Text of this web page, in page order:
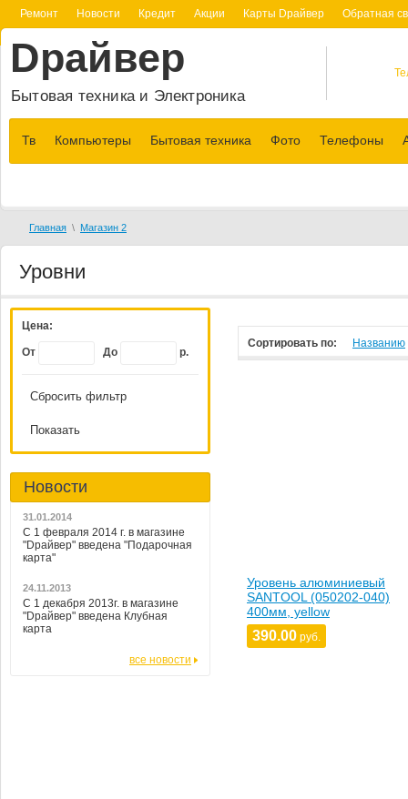
Ремонт Новости Кредит Акции Карты Dрайвер Обратная
Dрайвер
Бытовая техника и Электроника
Тв Компьютеры Бытовая техника Фото Телефоны
Главная \ Магазин 2
Уровни
Цена:
От До р.
Сбросить фильтр
Показать
Новости
31.01.2014
С 1 февраля 2014 г. в магазине
"Dрайвер" введена "Подарочная
карта"
24.11.2013
С 1 декабря 2013г. в магазине
"Dрайвер" введена Клубная
карта
все новости
Сортировать по: Названию
Уровень алюминиевый
SANTOOL (050202-040)
400мм, yellow
390.00 руб.